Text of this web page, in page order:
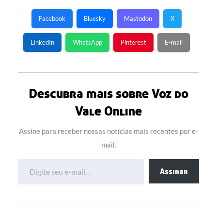
Facebook Bluesky Mastodon X
LinkedIn WhatsApp Pinterest E-mail
Descubra mais sobre Voz do
Vale Online
Assine para receber nossas notícias mais recentes por e-
mail.
Assinar